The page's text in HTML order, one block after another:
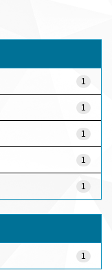
1
1
1
1
1
1